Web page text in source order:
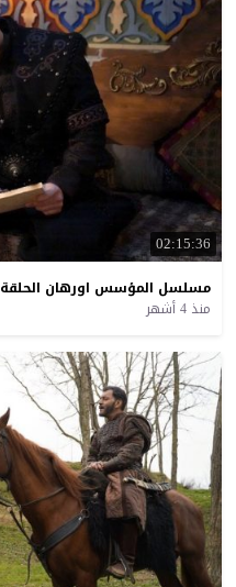
02:15:36
مسلسل المؤسس اورهان الحلقة
منذ 4 أشهر